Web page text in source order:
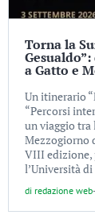
Torna la
a Gatto e
Un itinerario
“Percorsi
un viaggio tra
Mezzogiorno
VIII edizione,
l’Università
di redazione web-